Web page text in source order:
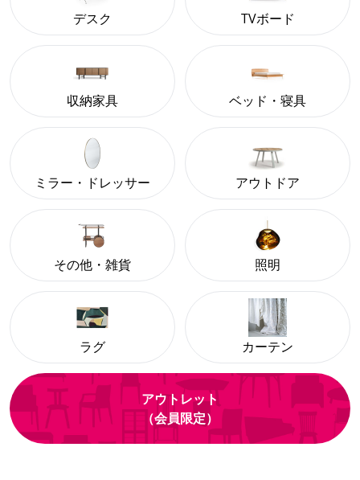
デスク TVボード
収納家具 ベッド・寝具
ミラー・ドレッサー アウトドア
その他・雑貨 照明
ラグ カーテン
アウトレット
（会員限定）